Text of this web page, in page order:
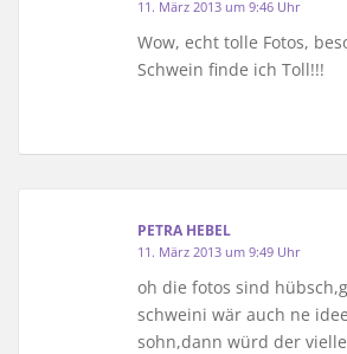
11. März 2013 um 9:46 Uhr
Wow, echt tolle Fotos,
Schwein finde ich Toll!!!
PETRA HEBEL
11. März 2013 um 9:49 Uhr
oh die fotos sind
schweini wär auch ne
sohn,dann würd der